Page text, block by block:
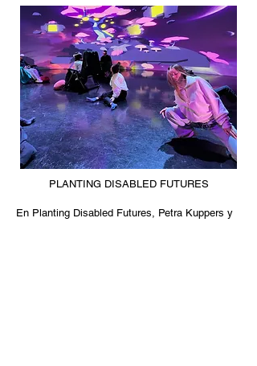
PLANTING DISABLED FUTURES
En Planting Disabled Futures, Petra Kuppers y